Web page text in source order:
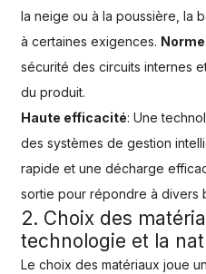
la neige ou à la poussière, la
à certaines exigences.
sécurité des circuits internes
du produit.
Haute efficacité: Une
des systèmes de gestion
rapide et une décharge
sortie pour répondre à divers
2. Choix des
technologie et la
Le choix des matériaux joue